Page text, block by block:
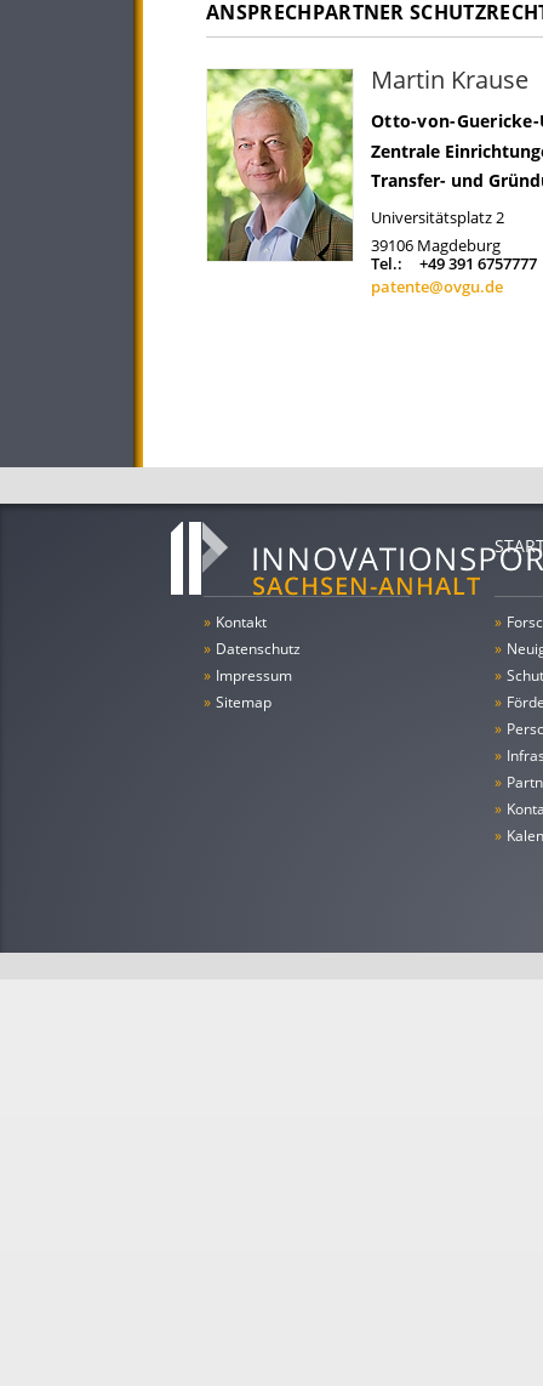
ANSPRECHPARTNER
Martin Krause
Otto-von-
Zentrale
Transfer- und
Universitätsplatz 2
39106 Magdeburg
Tel.:
+49 391 6757777
patente@ovgu.de
» Kontakt
» Datenschutz
» Impressum
» Sitemap
»
»
»
»
»
»
»
»
»